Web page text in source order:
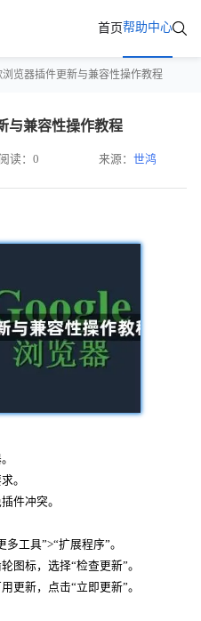
首页帮助中心
浏览器插件更新与兼容性操作教程
与兼容性操作教程
阅读：0 来源：世鸿
。
件冲突。
工具”>“扩展程序”。
图标，选择“检查更新”。
更新，点击“立即更新”。